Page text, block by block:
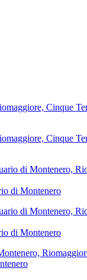
di Montenero
di Montenero